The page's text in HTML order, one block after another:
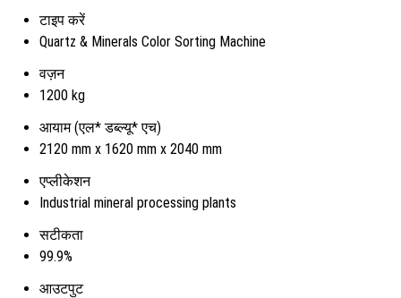
टाइप करें
Quartz & Minerals Color Sorting Machine
वज़न
1200 kg
आयाम (एल* डब्ल्यू* एच)
2120 mm x 1620 mm x 2040 mm
एप्लीकेशन
Industrial mineral processing plants
सटीकता
99.9%
आउटपुट